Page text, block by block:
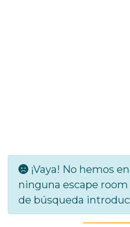
¡Vaya! No hemos
ninguna escape
de búsqueda